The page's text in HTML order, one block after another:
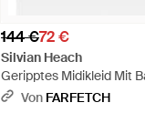
144 €72 €
Silvian Heach
Geripptes Midikleid Mit
Von FARFETCH